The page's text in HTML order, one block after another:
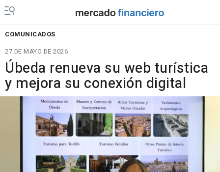
COMUNICADOS
27 DE MAYO DE 2026
Úbeda renueva su web turística
y mejora su conexión digital